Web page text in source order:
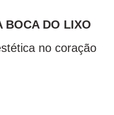
BOCA DO LIXO
no coração